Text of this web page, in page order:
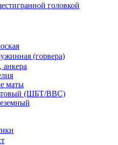
головкой
(горвера)
маты
(ШБТ/ВВС)